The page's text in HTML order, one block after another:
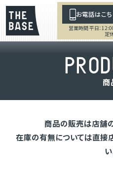
お電話はこ
営業時間 平日：
定
PROD
商
商品の販売は店舗
在庫の有無については直接
い